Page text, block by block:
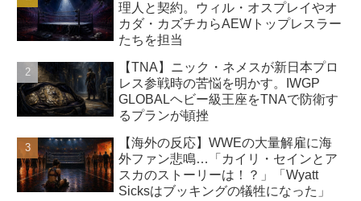
理人と契約。ウィル・オスプレイやオ
カダ・カズチカらAEWトップレスラー
たちを担当
【TNA】ニック・ネメスが新日本プロ
レス参戦時の苦悩を明かす。IWGP
GLOBALヘビー級王座をTNAで防衛す
るプランが頓挫
【海外の反応】WWEの大量解雇に海
外ファン悲鳴…「カイリ・セインとア
スカのストーリーは！？」「Wyatt
Sicksはブッキングの犠牲になった」